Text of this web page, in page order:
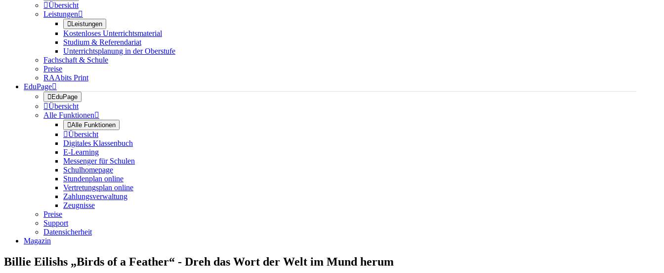
Übersicht
Leistungen
Leistungen
Kostenloses Unterrichtsmaterial
Studium & Referendariat
Unterrichtsplanung in der Oberstufe
Fachschaft & Schule
Preise
RAAbits Print
EduPage
EduPage
Übersicht
Alle Funktionen
Alle Funktionen
Übersicht
Digitales Klassenbuch
E-Learning
Messenger für Schulen
Schulhomepage
Stundenplan online
Vertretungsplan online
Zahlungsverwaltung
Zeugnisse
Preise
Support
Datensicherheit
Magazin
Billie Eilishs „Birds of a Feather“ - Dreh das Wort der Welt im Mund herum